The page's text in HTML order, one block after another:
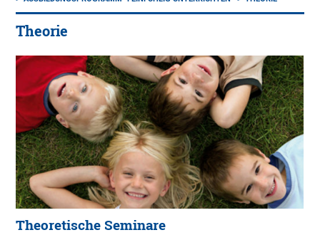
Theorie
Theoretische Seminare